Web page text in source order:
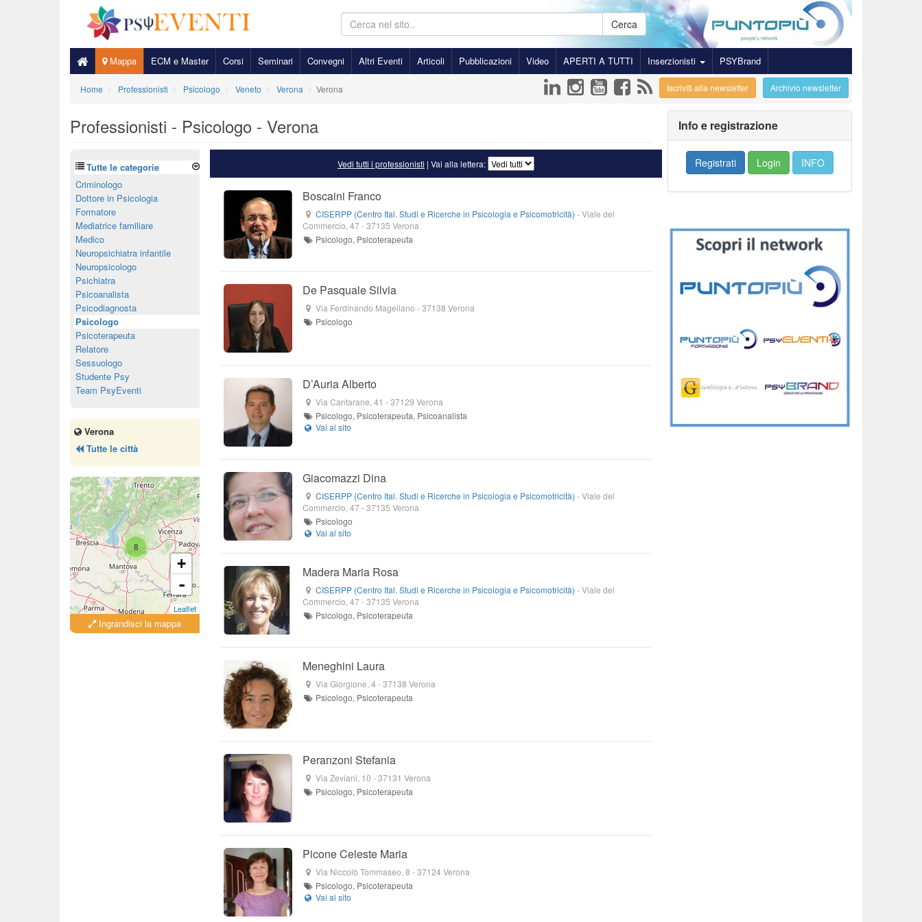
Cerca
Mappa ECM e Master Corsi Seminari Convegni Altri Eventi Articoli Pubblicazioni Video APERTI A TUTTI Inserzionisti PSYBrand
Home Professionisti Psicologo Veneto Verona Verona Archivio newsletter
Iscriviti alla newsletter
Professionisti - Psicologo - Verona
Vedi tutti i professionisti | Vai alla lettera:
Boscaini Franco
CISERPP (Centro Ital. Studi e Ricerche in Psicologia e Psicomotricità) -Viale del
Commercio, 47-37135 Verona
Psicologo, Psicoterapeuta
De Pasquale Silvia
Via Ferdinando Magellano -37138 Verona
Psicologo
D’Auria Alberto
Via Cantarane, 41 -37129 Verona
Psicologo, Psicoterapeuta, Psicoanalista
Giacomazzi Dina
CISERPP (Centro Ital. Studi e Ricerche in Psicologia e Psicomotricità) -Viale del
Commercio, 47-37135 Verona
Psicologo
Madera Maria Rosa
CISERPP (Centro Ital. Studi e Ricerche in Psicologia e Psicomotricità) -Viale del
Commercio, 47-37135 Verona
Psicologo, Psicoterapeuta
Meneghini Laura
Via Giorgione, 4 -37138 Verona
Psicologo, Psicoterapeuta
Peranzoni Stefania
Via Zeviani, 10 -37131 Verona
Psicologo, Psicoterapeuta
Picone Celeste Maria
Via Niccolò Tommaseo, 8 -37124 Verona
Psicologo, Psicoterapeuta
Tutte le categorie
Criminologo
Dottore in Psicologia
Formatore
Mediatrice familiare
Medico
Neuropsichiatra infantile
Neuropsicologo
Psichiatra
Psicoanalista
Psicodiagnosta
Psicologo
Psicoterapeuta
Relatore
Sessuologo
Studente Psy
Team PsyEventi
Verona
Tutte le città
8
+
-
Leaflet
Ingrandisci la mappa
Info e registrazione
Registrati Login INFO